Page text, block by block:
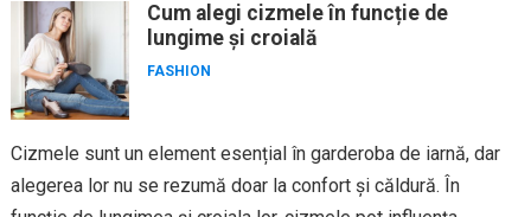
Cum alegi cizmele în funcție de
lungime și croială
FASHION
Cizmele sunt un element esențial în garderoba de iarnă, dar
alegerea lor nu se rezumă doar la confort și căldură. În